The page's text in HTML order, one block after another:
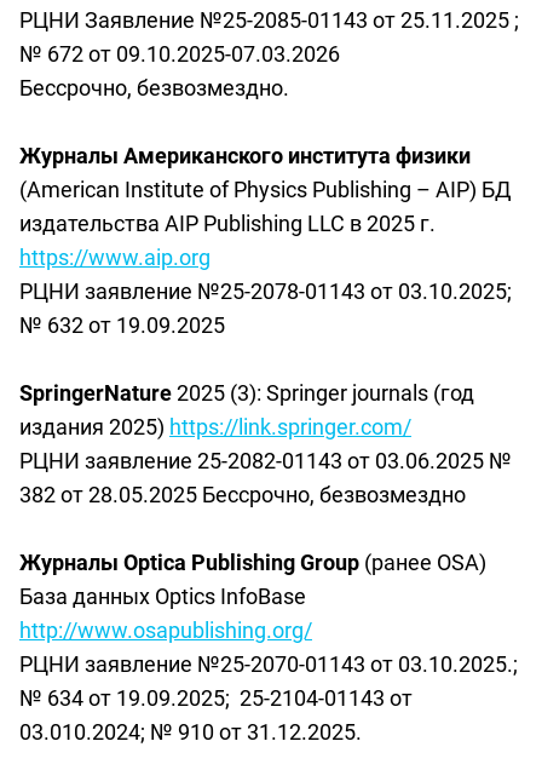
РЦНИ Заявление №25-2085-01143 от 25.11.2025 ;
№ 672 от 09.10.2025-07.03.2026
Бессрочно, безвозмездно.
Журналы Американского института физики
(American Institute of Physics Publishing – AIP) БД
издательства AIP Publishing LLC в 2025 г.
https://www.aip.org
РЦНИ заявление №25-2078-01143 от 03.10.2025;
№ 632 от 19.09.2025
SpringerNature2025 (3): Springer journals (год
издания 2025) https://link.springer.com/
РЦНИ заявление 25-2082-01143 от 03.06.2025 №
382 от 28.05.2025 Бессрочно, безвозмездно
Журналы Optica Publishing Group (ранее OSA)
База данных Optics InfoBase
http://www.osapublishing.org/
РЦНИ заявление №25-2070-01143 от 03.10.2025.;
№ 634 от 19.09.2025; 25-2104-01143 от
03.010.2024; № 910 от 31.12.2025.